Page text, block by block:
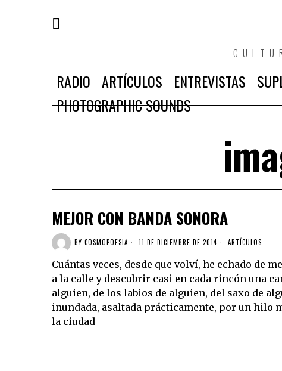
RADIO ARTÍCULOS ENTREVISTAS
PHOTOGRAPHIC SOUNDS
MEJOR CON BANDA SONORA
BY COSMOPOESIA 11 DE DICIEMBRE DE 2014 ARTÍCULOS
Cuántas veces, desde que volví, he echado de
a la calle y descubrir casi en cada rincón una
alguien, de los labios de alguien, del saxo de
inundada, asaltada prácticamente, por un hilo
la ciudad